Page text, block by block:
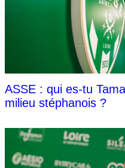
ASSE : qui es-tu
milieu stéphanois ?